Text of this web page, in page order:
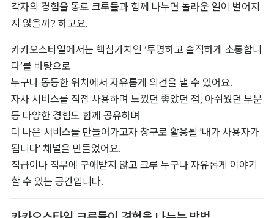
각자의 경험을 동료 크루들과 함께 나누면 놀라운 일이 벌어지
지 않을까? 하고요.
카카오스타일에서는 핵심가치인 ‘투명하고 솔직하게 소통합니
다’를 바탕으로
누구나 동등한 위치에서 자유롭게 의견을 낼 수 있어요.
자사 서비스를 직접 사용하며 느꼈던 좋았던 점, 아쉬웠던 부분
등 다양한 경험도 함께 공유하며
더 나은 서비스를 만들어가고자 창구로 활용될 '내가 사용자가
됩니다' 채널을 만들었어요.
직급이나 직무에 구애받지 않고 크루 누구나 자유롭게 이야기
할 수 있는 공간입니다.